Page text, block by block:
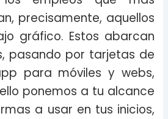
precisamente, aquellos
gráfico. Estos abarcan
pasando por tarjetas de
para móviles y webs,
ponemos a tu alcance
a usar en tus inicios,